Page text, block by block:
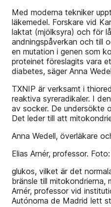
Med moderna tekniker
läkemedel. Forskare vid
laktat (mjölksyra) och för
andningspåverkan och till
en mutation i genen som
proteinet föreslagits vara
diabetes, säger Anna
TXNIP är verksamt i
reaktiva syreradikaler. I
av socker. De undersökte
Det leder till att
Anna Wedell, överläkare
Elias Arnér, professor.
glukos, vilket är det
bränsle till
Arnér, professor vid
Autónoma de Madrid lett